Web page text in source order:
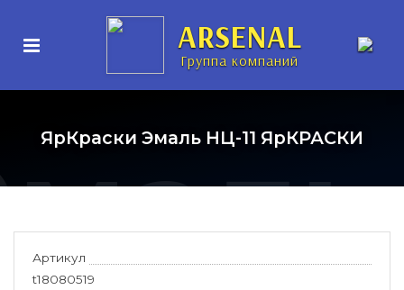
ARSENAL
Группа компаний
ЯрКраски Эмаль НЦ-11 ЯрКРАСКИ
Артикул
t18080519